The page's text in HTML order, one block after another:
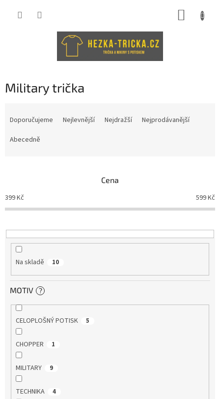
Military trička
o
d
k
t
Doporučujeme Nejlevnější Nejdražší
Nejprodávanější
Abecedně
Cena
399Kč 599Kč
Na skladě 10
MOTIV ?
CELOPLOŠNÝ POTISK 5
CHOPPER 1
MILITARY 9
TECHNIKA 4